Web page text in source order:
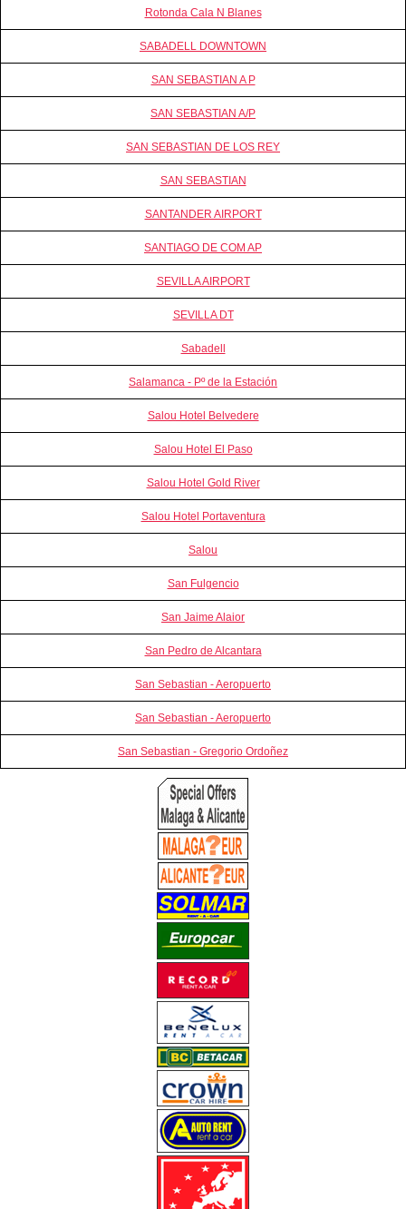
Rotonda Cala N Blanes
SABADELL DOWNTOWN
SAN SEBASTIAN A P
SAN SEBASTIAN A/P
SAN SEBASTIAN DE LOS REY
SAN SEBASTIAN
SANTANDER AIRPORT
SANTIAGO DE COM AP
SEVILLA AIRPORT
SEVILLA DT
Sabadell
Salamanca - Pº de la Estación
Salou Hotel Belvedere
Salou Hotel El Paso
Salou Hotel Gold River
Salou Hotel Portaventura
Salou
San Fulgencio
San Jaime Alaior
San Pedro de Alcantara
San Sebastian - Aeropuerto
San Sebastian - Aeropuerto
San Sebastian - Gregorio Ordoñez